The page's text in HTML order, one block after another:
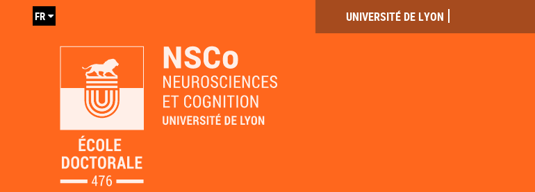
UNIVERSITÉ DE LYON
FR